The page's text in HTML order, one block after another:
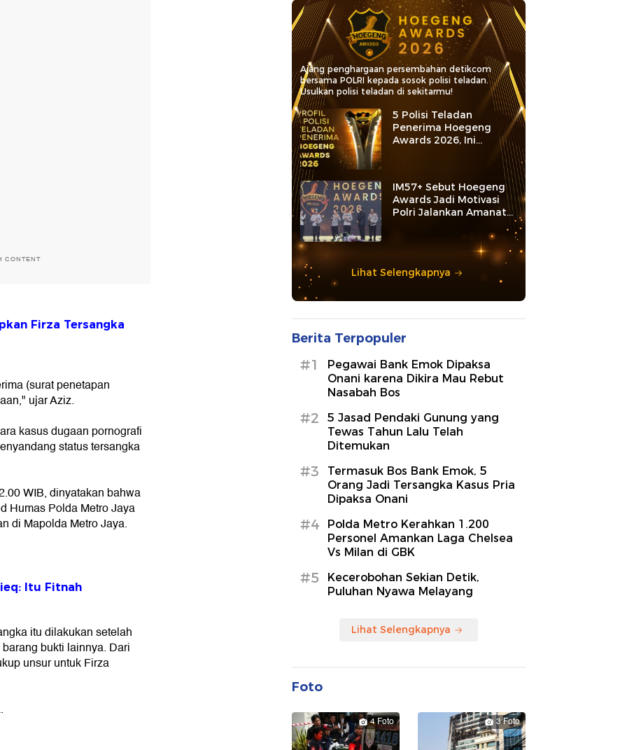
CONTENT
Firza Tersangka
(surat penetapan
ujar Aziz.
kasus dugaan pornografi
status tersangka
WIB, dinyatakan bahwa
Humas Polda Metro Jaya
di Mapolda Metro Jaya.
Itu Fitnah
itu dilakukan setelah
bukti lainnya. Dari
unsur untuk Firza
Ajang penghargaan persembahan detikcom
bersama POLRI kepada sosok polisi teladan.
Usulkan polisi teladan di sekitarmu!
5 Polisi Teladan
Penerima Hoegeng
Awards 2026, Ini
Kategori dan Kiprahnya
IM57+ Sebut Hoegeng
Awards Jadi Motivasi
Polri Jalankan Amanat
Lihat Selengkapnya
Berita Terpopuler
#1
Pegawai Bank Emok Dipaksa
Onani karena Dikira Mau Rebut
Nasabah Bos
#2
5 Jasad Pendaki Gunung yang
Tewas Tahun Lalu Telah
Ditemukan
#3
Termasuk Bos Bank Emok, 5
Orang Jadi Tersangka Kasus Pria
Dipaksa Onani
#4
Polda Metro Kerahkan 1.200
Personel Amankan Laga Chelsea
Vs Milan di GBK
#5
Kecerobohan Sekian Detik,
Puluhan Nyawa Melayang
Lihat Selengkapnya
Foto
4 Foto 3 Foto